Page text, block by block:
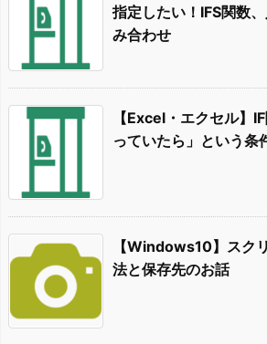
指定したい！IFS関数
み合わせ
【Excel・エクセル】
っていたら」という条
【Windows10】スク
法と保存先のお話